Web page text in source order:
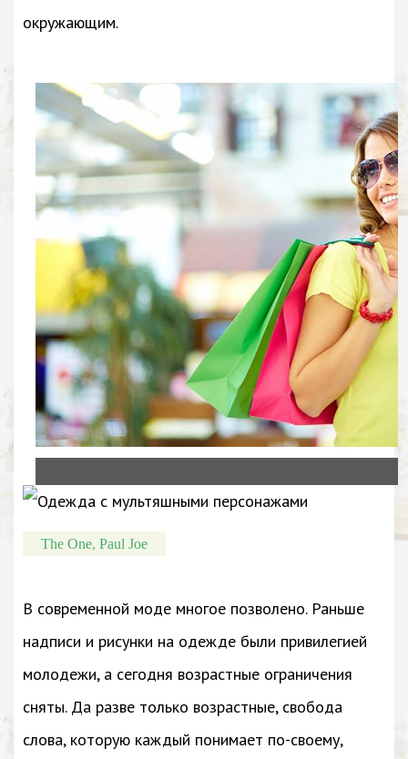
окружающим.
The One, Paul Joe
В современной моде многое позволено. Раньше
надписи и рисунки на одежде были привилегией
молодежи, а сегодня возрастные ограничения
сняты. Да разве только возрастные, свобода
слова, которую каждый понимает по-своему,